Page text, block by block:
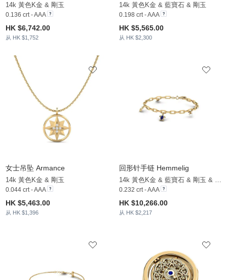
14k 黃色K金 & 剛玉
0.136 crt - AAA
HK $6,742.00
从 HK $1,752
14k 黃色K金 & 藍寶石 & 剛玉
0.198 crt - AAA
HK $5,565.00
从 HK $2,300
女士吊坠 Armance
14k 黃色K金 & 剛玉
0.044 crt - AAA
HK $5,463.00
从 HK $1,396
回形针手链 Hemmelig
0.232 crt - AAA
HK $10,266.00
从 HK $2,217